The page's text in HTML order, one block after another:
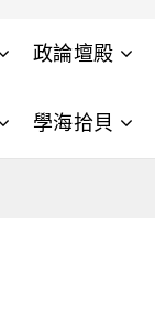
政論壇殿
學海拾貝